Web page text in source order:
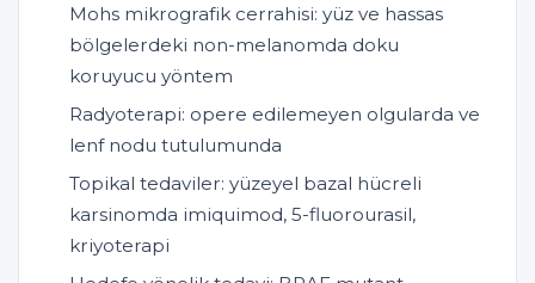
Mohs mikrografik cerrahisi: yüz ve hassas
bölgelerdeki non-melanomda doku
koruyucu yöntem
Radyoterapi: opere edilemeyen olgularda ve
lenf nodu tutulumunda
Topikal tedaviler: yüzeyel bazal hücreli
karsinomda imiquimod, 5-fluorourasil,
kriyoterapi